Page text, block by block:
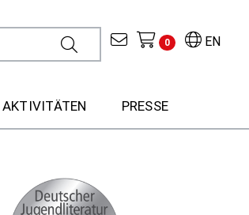
EN
0
AKTIVITÄTEN PRESSE